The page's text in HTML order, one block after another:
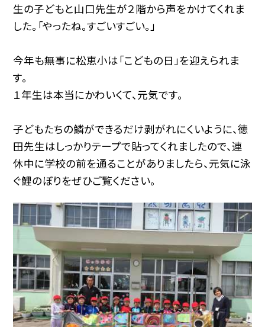
生の子どもと山口先生が２階から声をかけてくれま
した。「やったね。すごいすごい。」
今年も無事に松恵小は「こどもの日」を迎えられま
す。
１年生は本当にかわいくて、元気です。
子どもたちの鱗ができるだけ剥がれにくいように、徳
田先生はしっかりテープで貼ってくれましたので、連
休中に学校の前を通ることがありましたら、元気に泳
ぐ鯉のぼりをぜひご覧ください。